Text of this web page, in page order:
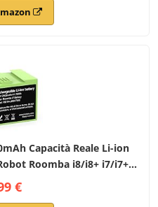
Capacità Reale Li-ion
Roomba i8/i8+ i7/i7+
7550 i7158 i7550 i755020
Ricambio
€